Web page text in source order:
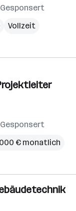
Gesponsert
Vollzeit
Gesponsert
€ monatlich